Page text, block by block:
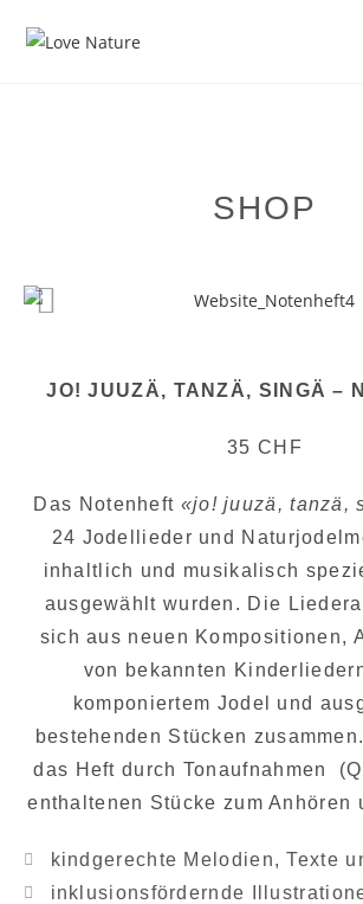
SHOP
JO! JUUZÄ, TANZÄ, SINGÄ –
35 CHF
Das Notenheft «jo! juuzä, tanzä,
24 Jodellieder und
inhaltlich und musikalisch
ausgewählt wurden. Die
sich aus neuen Kompositionen,
von bekannten
komponiertem Jodel und
bestehenden Stücken
das Heft durch Tonaufnahmen
enthaltenen Stücke zum Anhören
kindgerechte Melodien, Texte
inklusionsfördernde